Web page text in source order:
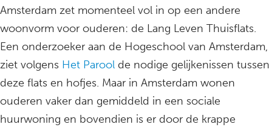
Amsterdam zet momenteel vol in op een andere
woonvorm voor ouderen: de Lang Leven Thuisflats.
Een onderzoeker aan de Hogeschool van Amsterdam,
ziet volgens Het Parool de nodige gelijkenissen tussen
deze flats en hofjes. Maar in Amsterdam wonen
ouderen vaker dan gemiddeld in een sociale
huurwoning en bovendien is er door de krappe